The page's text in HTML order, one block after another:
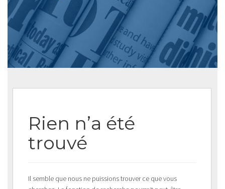
Rien n’a été
trouvé
Il semble que nous ne puissions trouver ce que vous